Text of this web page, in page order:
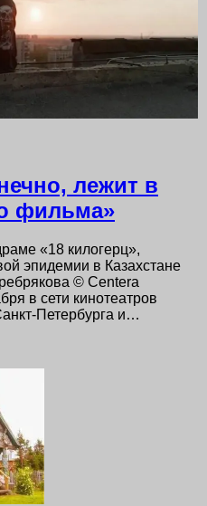
лежит в
фильма»
«18 килогерц»,
эпидемии в Казахстане
© Centera
в сети кинотеатров
Петербурга и…